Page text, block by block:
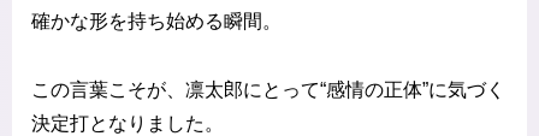
確かな形を持ち始める瞬間。
この言葉こそが、凛太郎にとって“感情の正体”に気づく
決定打となりました。